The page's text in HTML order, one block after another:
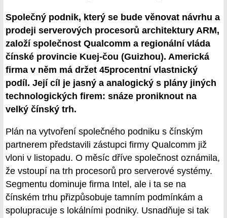
Společný podnik, který se bude věnovat návrhu a
prodeji serverových procesorů architektury ARM,
založí společnost Qualcomm a regionální vláda
čínské provincie Kuej-čou (Guizhou). Americká
firma v něm má držet 45procentní vlastnický
podíl. Její cíl je jasný a analogický s plány jiných
technologických firem: snáze proniknout na
velký čínský trh.
Plán na vytvoření společného podniku s čínským
partnerem představili zástupci firmy Qualcomm již
vloni v listopadu. O měsíc dříve společnost oznámila,
že vstoupí na trh procesorů pro serverové systémy.
Segmentu dominuje firma Intel, ale i ta se na
čínském trhu přizpůsobuje tamním podmínkám a
spolupracuje s lokálními podniky. Usnadňuje si tak